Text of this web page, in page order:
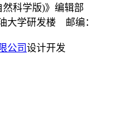
科学版)》编辑部
大学研发楼 邮编：
公司设计开发